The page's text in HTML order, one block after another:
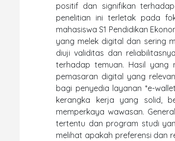
positif dan signifikan
penelitian ini terletak pada
mahasiswa S1 Pendidikan
yang melek digital dan sering
diuji validitas dan
terhadap temuan. Hasil yang
pemasaran digital yang
bagi penyedia layanan *e-
kerangka kerja yang solid,
memperkaya wawasan.
tertentu dan program studi
melihat apakah preferensi dan